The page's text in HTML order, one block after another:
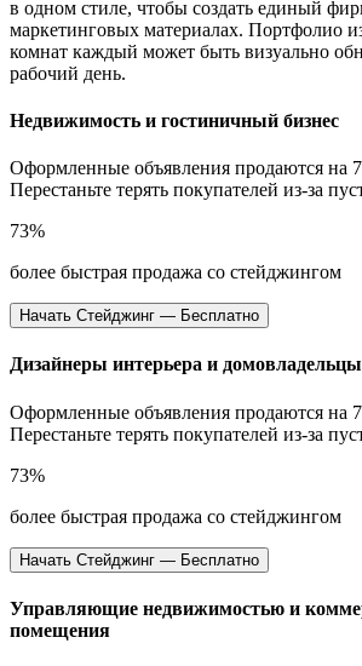
в одном стиле, чтобы создать единый
маркетинговых материалах. Портфолио
комнат каждый может быть визуально
рабочий день.
Недвижимость и гостиничный бизнес
Оформленные объявления продаются на
Перестаньте терять покупателей из-за
73%
более быстрая продажа со стейджингом
Начать Стейджинг — Бесплатно
Дизайнеры интерьера и домовладельцы
Оформленные объявления продаются на
Перестаньте терять покупателей из-за
73%
более быстрая продажа со стейджингом
Начать Стейджинг — Бесплатно
Управляющие недвижимостью и
помещения